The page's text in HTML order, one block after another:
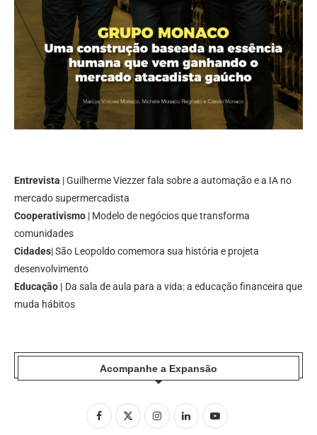
Entrevista | Guilherme Viezzer fala sobre a automação e a IA no
mercado supermercadista
Cooperativismo | Modelo de negócios que transforma
comunidades
Cidades| São Leopoldo comemora sua história e projeta
desenvolvimento
Educação | Da sala de aula para a vida: a educação financeira que
muda hábitos
Acompanhe a Expansão